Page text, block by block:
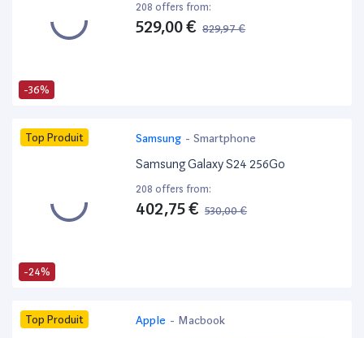
-36%
208 offers from:
529,00 € 829,97 €
-24%
Top Produit Samsung - Smartphone
Samsung Galaxy S24 256Go
208 offers from:
402,75 € 530,00 €
Top Produit Apple - Macbook